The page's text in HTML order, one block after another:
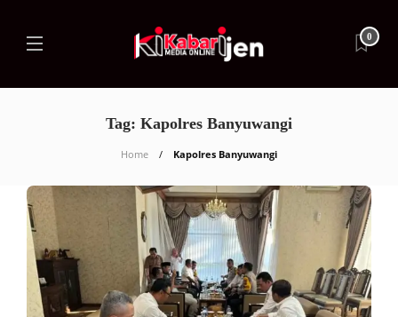
0
Tag: Kapolres Banyuwangi
Home Kapolres Banyuwangi